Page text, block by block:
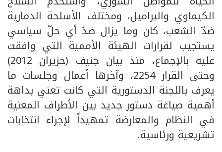
الكيماوي والبراميل، ومختلف الأسلحة الدمارية
ضدّ الشعب، كان وما يزال ضدّ أي حلّ سياسي
يستجيب لقرارات الهيئة الأممية التي وافقت
عليه بالإجماع، منذ بيان جنيف (حزيران 2012)
وحتى القرار 2254، وآخرها أعمال وجلسات ما
يعرف باللجنة الدستورية التي كانت تعني بداهة
أهمية صياغة دستور جديد بين الأطراف المعنية
في النظام والمعارضة تمهيداً لإجراء انتخابات
تشريعية ورئاسية.